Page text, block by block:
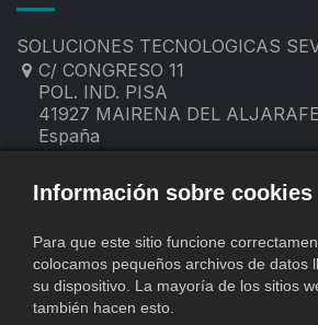
SOLUCIONES TECNOLOGICAS
C/ CONGRESO 11
POL. IND. PISA
41927 MAIRENA DEL
España
contacto@sevitec.es
Información sobre cookies
Para que este sitio funcione
colocamos pequeños archivos de datos
su dispositivo. La mayoría de los sitios
también hacen esto.